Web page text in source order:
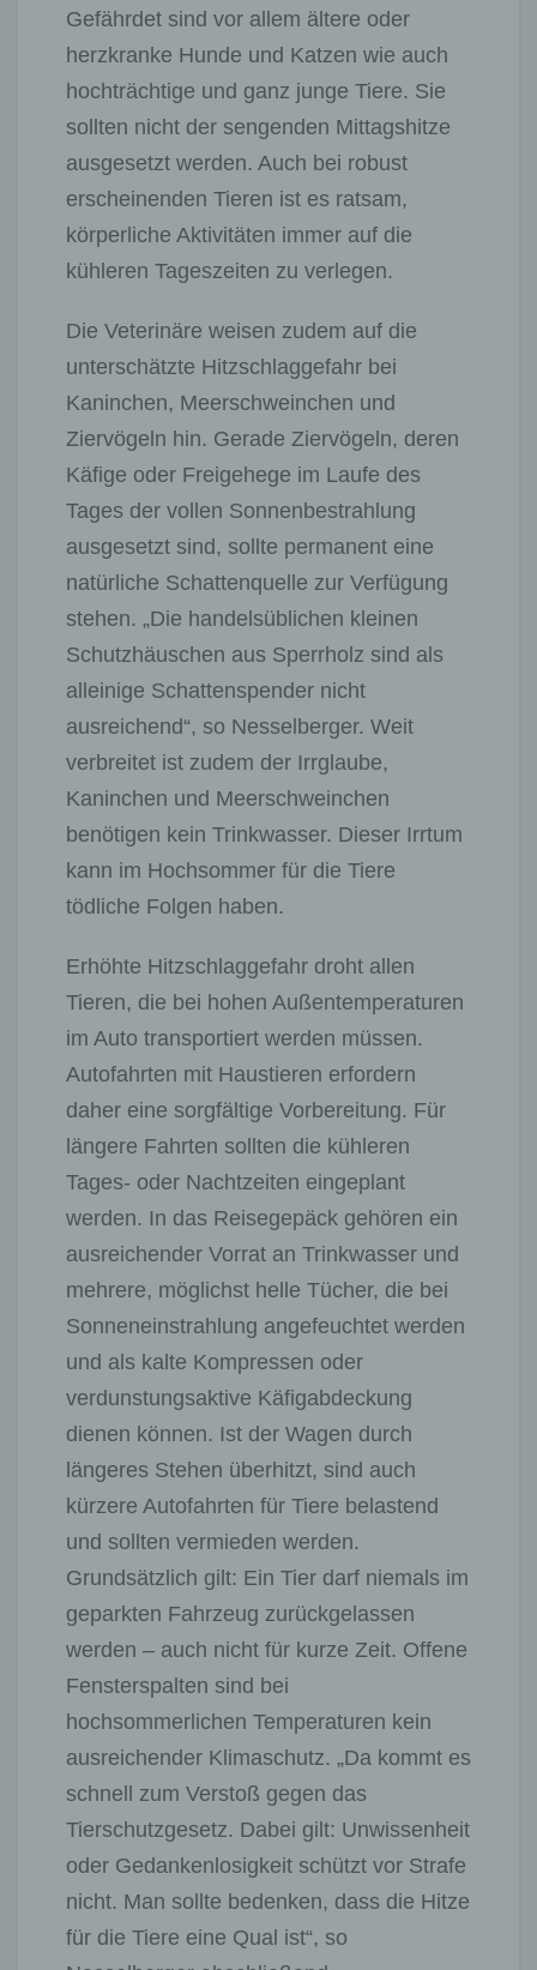
Gefährdet sind vor allem ältere oder
herzkranke Hunde und Katzen wie auch
hochträchtige und ganz junge Tiere. Sie
sollten nicht der sengenden Mittagshitze
ausgesetzt werden. Auch bei robust
erscheinenden Tieren ist es ratsam,
körperliche Aktivitäten immer auf die
kühleren Tageszeiten zu verlegen.
Die Veterinäre weisen zudem auf die
unterschätzte Hitzschlaggefahr bei
Kaninchen, Meerschweinchen und
Ziervögeln hin. Gerade Ziervögeln, deren
Käfige oder Freigehege im Laufe des
Tages der vollen Sonnenbestrahlung
ausgesetzt sind, sollte permanent eine
natürliche Schattenquelle zur Verfügung
stehen. „Die handelsüblichen kleinen
Schutzhäuschen aus Sperrholz sind als
alleinige Schattenspender nicht
ausreichend“, so Nesselberger. Weit
verbreitet ist zudem der Irrglaube,
Kaninchen und Meerschweinchen
benötigen kein Trinkwasser. Dieser Irrtum
kann im Hochsommer für die Tiere
tödliche Folgen haben.
Erhöhte Hitzschlaggefahr droht allen
Tieren, die bei hohen Außentemperaturen
im Auto transportiert werden müssen.
Autofahrten mit Haustieren erfordern
daher eine sorgfältige Vorbereitung. Für
längere Fahrten sollten die kühleren
Tages- oder Nachtzeiten eingeplant
werden. In das Reisegepäck gehören ein
ausreichender Vorrat an Trinkwasser und
mehrere, möglichst helle Tücher, die bei
Sonneneinstrahlung angefeuchtet werden
und als kalte Kompressen oder
verdunstungsaktive Käfigabdeckung
dienen können. Ist der Wagen durch
längeres Stehen überhitzt, sind auch
kürzere Autofahrten für Tiere belastend
und sollten vermieden werden.
Grundsätzlich gilt: Ein Tier darf niemals im
geparkten Fahrzeug zurückgelassen
werden – auch nicht für kurze Zeit. Offene
Fensterspalten sind bei
hochsommerlichen Temperaturen kein
ausreichender Klimaschutz. „Da kommt es
schnell zum Verstoß gegen das
Tierschutzgesetz. Dabei gilt: Unwissenheit
oder Gedankenlosigkeit schützt vor Strafe
nicht. Man sollte bedenken, dass die Hitze
für die Tiere eine Qual ist“, so